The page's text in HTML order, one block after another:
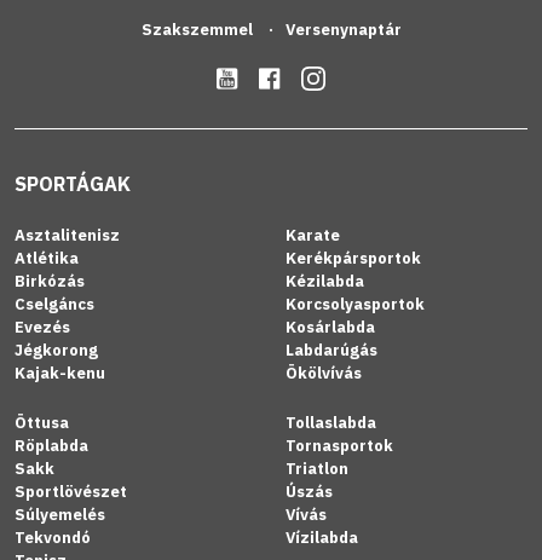
Szakszemmel Versenynaptár
SPORTÁGAK
Asztalitenisz
Atlétika
Birkózás
Cselgáncs
Evezés
Jégkorong
Kajak-kenu
Karate
Kerékpársportok
Kézilabda
Korcsolyasportok
Kosárlabda
Labdarúgás
Ökölvívás
Öttusa
Röplabda
Sakk
Sportlövészet
Súlyemelés
Tekvondó
Tollaslabda
Tornasportok
Triatlon
Úszás
Vívás
Vízilabda